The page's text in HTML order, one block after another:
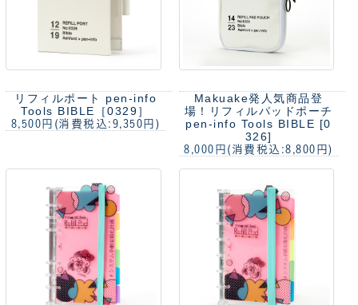
リフィルポート pen-info
Tools BIBLE［0329］
8,500円 (消費税込:9,350円)
Makuake発人気商品登
場！
リフィルパッドポーチ
pen-info Tools BIBLE [0
326]
8,000円 (消費税込:8,800円)